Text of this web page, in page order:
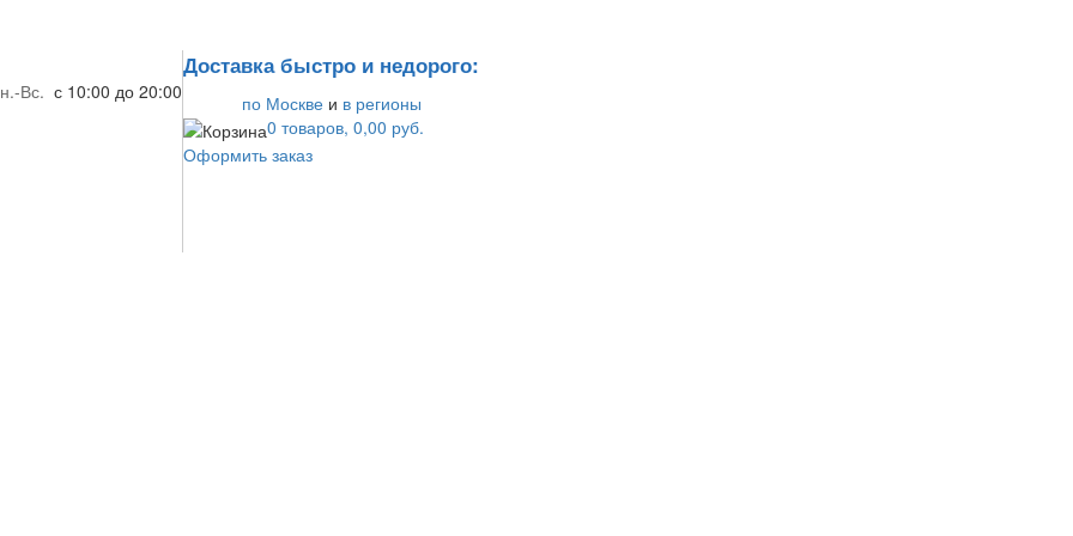
Вс. с 10:00 до 20:00
Доставка быстро и недорого:
по Москвеи в регионы
0 товаров, 0,00 руб.
Оформить заказ